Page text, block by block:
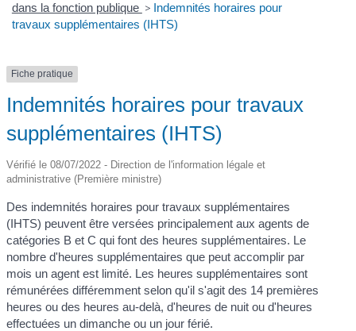
dans la fonction publique > Indemnités horaires pour
travaux supplémentaires (IHTS)
Fiche pratique
Indemnités horaires pour travaux
supplémentaires (IHTS)
Vérifié le 08/07/2022 - Direction de l'information légale et
administrative (Première ministre)
Des indemnités horaires pour travaux supplémentaires
(IHTS) peuvent être versées principalement aux agents de
catégories B et C qui font des heures supplémentaires. Le
nombre d'heures supplémentaires que peut accomplir par
mois un agent est limité. Les heures supplémentaires sont
rémunérées différemment selon qu'il s'agit des 14 premières
heures ou des heures au-delà, d'heures de nuit ou d'heures
effectuées un dimanche ou un jour férié.